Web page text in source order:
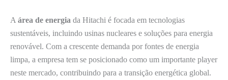
Aárea de energia da Hitachi é focada em tecnologias
sustentáveis, incluindo usinas nucleares e soluções para energia
renovável. Com a crescente demanda por fontes de energia
limpa, a empresa tem se posicionado como um importante player
neste mercado, contribuindo para a transição energética global.